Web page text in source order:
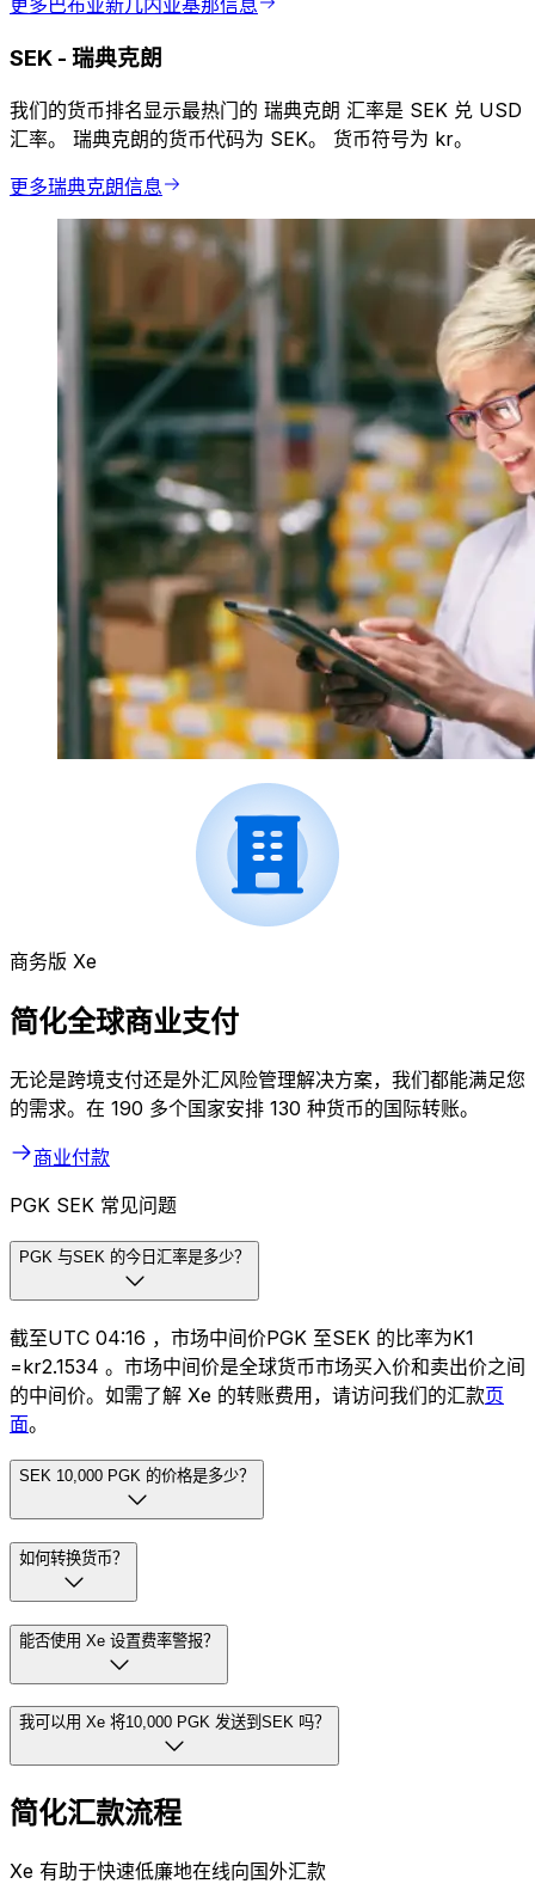
SEK - 瑞典克朗
我们的货币排名显示最热门的 瑞典克朗 汇率是 SEK 兑 USD
汇率。 瑞典克朗的货币代码为 SEK。 货币符号为 kr。
更多瑞典克朗信息
商务版 Xe
简化全球商业支付
无论是跨境支付还是外汇风险管理解决方案，我们都能满足您
的需求。在 190 多个国家安排 130 种货币的国际转账。
商业付款
PGK SEK 常见问题
PGK 与SEK 的今日汇率是多少？
截至UTC 04:16 ，市场中间价PGK 至SEK 的比率为K1
=kr2.1534 。市场中间价是全球货币市场买入价和卖出价之间
的中间价。如需了解 Xe 的转账费用，请访问我们的汇款页
面。
SEK 10,000 PGK 的价格是多少？
如何转换货币？
能否使用 Xe 设置费率警报？
我可以用 Xe 将10,000 PGK 发送到SEK 吗？
简化汇款流程
Xe 有助于快速低廉地在线向国外汇款